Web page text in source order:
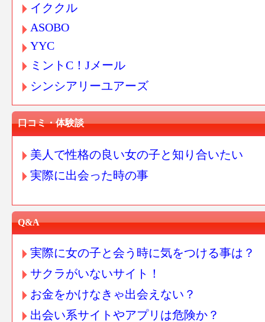
イククル
ASOBO
YYC
ミントC！Jメール
シンシアリーユアーズ
口コミ・体験談
美人で性格の良い女の子と知り合いたい
実際に出会った時の事
Q&A
実際に女の子と会う時に気をつける事は？
サクラがいないサイト！
お金をかけなきゃ出会えない？
出会い系サイトやアプリは危険か？